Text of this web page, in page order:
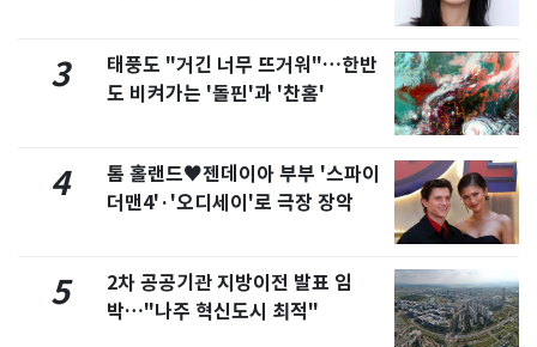
3
태풍도 "거긴 너무 뜨거워"…한반
도 비켜가는 '돌핀'과 '찬홈'
4
톰 홀랜드♥젠데이아 부부 '스파이
더맨4'·'오디세이'로 극장 장악
5
2차 공공기관 지방이전 발표 임
박…"나주 혁신도시 최적"